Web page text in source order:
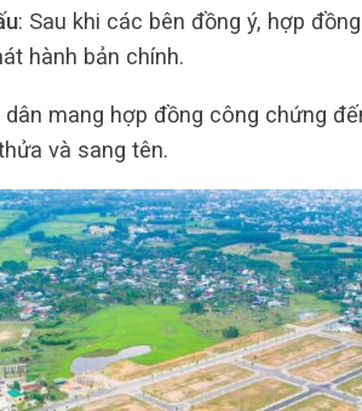
: Sau khi các bên đồng ý, hợp
hành bản chính.
mang hợp đồng công chứng
và sang tên.